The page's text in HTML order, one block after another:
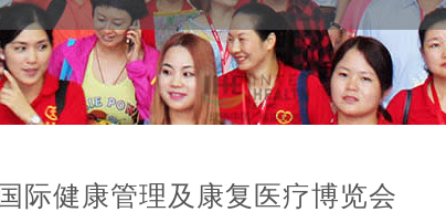
际健康管理及康复医疗博览会